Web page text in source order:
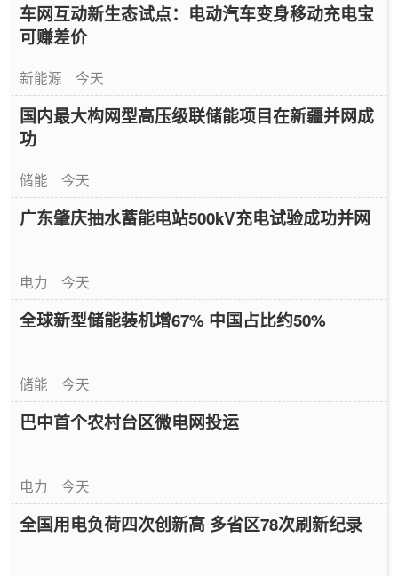
车网互动新生态试点：电动汽车变身移动充电宝
可赚差价
新能源 今天
国内最大构网型高压级联储能项目在新疆并网成
功
储能 今天
广东肇庆抽水蓄能电站500kV充电试验成功并网
电力 今天
全球新型储能装机增67% 中国占比约50%
储能 今天
巴中首个农村台区微电网投运
电力 今天
全国用电负荷四次创新高 多省区78次刷新纪录